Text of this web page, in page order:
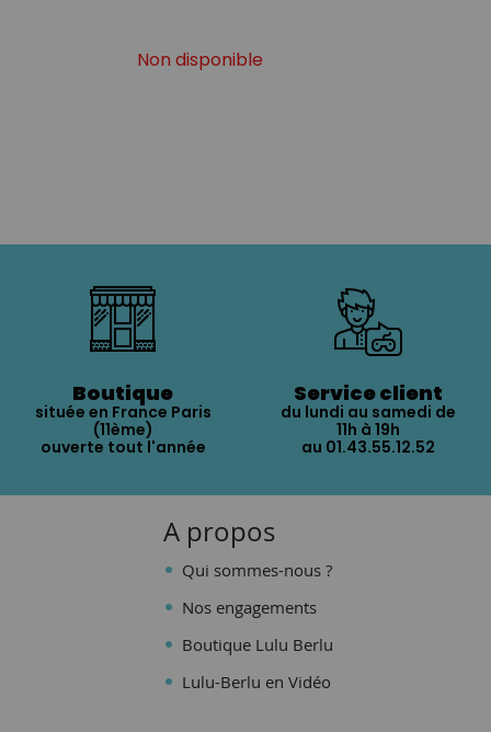
Non disponible
Boutique
située en France Paris
(11ème)
ouverte tout l'année
Service client
du lundi au samedi de
11h à 19h
au 01.43.55.12.52
A propos
Qui sommes-nous ?
Nos engagements
Boutique Lulu Berlu
Lulu-Berlu en Vidéo